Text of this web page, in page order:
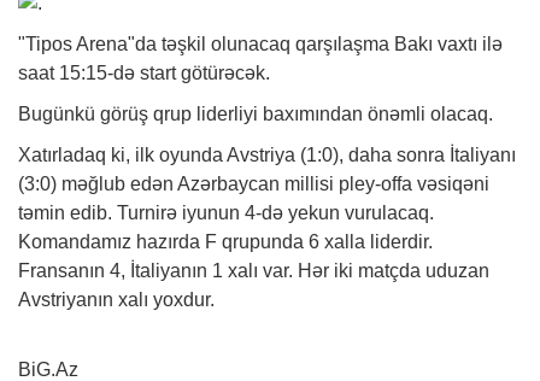
"Tipos Arena"da təşkil olunacaq qarşılaşma Bakı vaxtı ilə
saat 15:15-də start götürəcək.
Bugünkü görüş qrup liderliyi baxımından önəmli olacaq.
Xatırladaq ki, ilk oyunda Avstriya (1:0), daha sonra İtaliyanı
(3:0) məğlub edən Azərbaycan millisi pley-offa vəsiqəni
təmin edib. Turnirə iyunun 4-də yekun vurulacaq.
Komandamız hazırda F qrupunda 6 xalla liderdir.
Fransanın 4, İtaliyanın 1 xalı var. Hər iki matçda uduzan
Avstriyanın xalı yoxdur.
BiG.Az